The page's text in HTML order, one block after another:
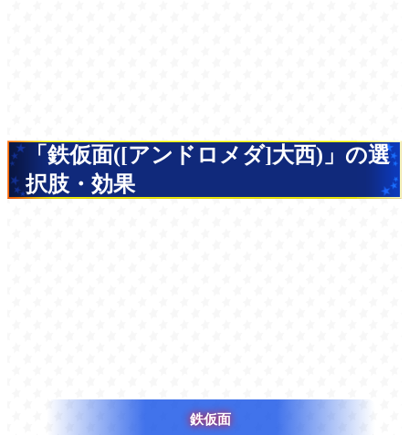
「鉄仮面([アンドロメダ]大西)」の選
択肢・効果
鉄仮面